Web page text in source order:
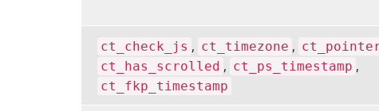
ct_check_js , ct_timezone ,
ct_has_scrolled , ct_ps_timestamp ,
ct_fkp_timestamp